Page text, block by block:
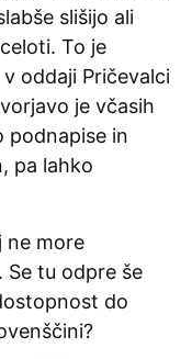
slišijo ali
To je
oddaji Pričevalci
je včasih
podnapise in
pa lahko
ne more
Se tu odpre še
do